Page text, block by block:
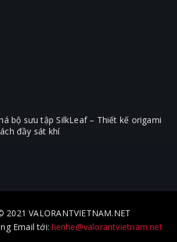
bộ sưu tập SilkLeaf – Thiết kế origami
đầy sát khí
2021 VALORANTVIETNAM.NET
Email tới:lienhe@valorantvietnam.net